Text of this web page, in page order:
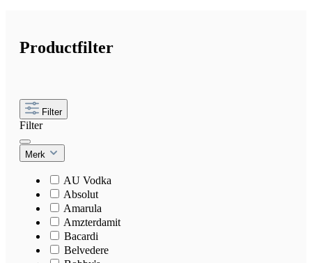
Productfilter
Filter
Filter
Merk
AU Vodka
Absolut
Amarula
Amzterdamit
Bacardi
Belvedere